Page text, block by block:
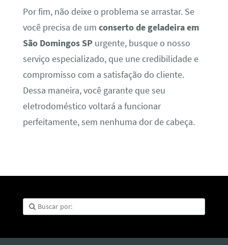
Por fim, não deixe o problema se arrastar. Se
você precisa de um conserto de geladeira em
São Domingos SP urgente, busque o nosso
serviço especializado, que une credibilidade e
compromisso com a satisfação do cliente.
Dessa maneira, você garante que seu
eletrodoméstico voltará a funcionar
perfeitamente, sem nenhuma dor de cabeça.